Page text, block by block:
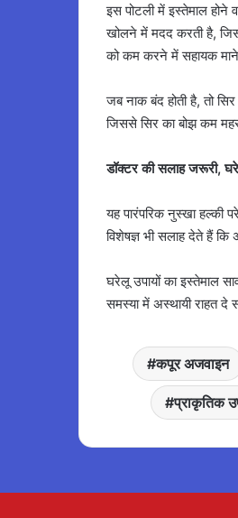
इस पोटली में इस्तेमाल होने
खोलने में मदद करती है,
को कम करने में सहायक
जब नाक बंद होती है, तो
जिससे सिर का बोझ कम
डॉक्टर की सलाह जरूरी,
यह पारंपरिक नुस्खा हल्की
विशेषज्ञ भी सलाह देते हैं
घरेलू उपायों का इस्तेमाल
समस्या में अस्थायी राहत
कपूर अजवाइन
प्राकृतिक